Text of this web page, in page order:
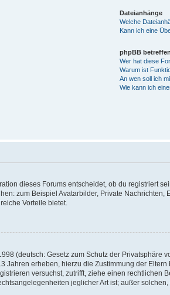
Dateianhänge
Welche
Kann ich eine
phpBB
Wer hat diese
Warum ist
An wen soll ich
Wie kann ich
dieses Forums entscheidet, ob du registriert
zum Beispiel Avatarbilder, Private
Vorteile bietet.
(deutsch: Gesetz zum Schutz der
Jahren erheben, hierzu die Zustimmung der
versuchst, zutrifft, ziehe einen rechtlichen
jeglicher Art ist; außer